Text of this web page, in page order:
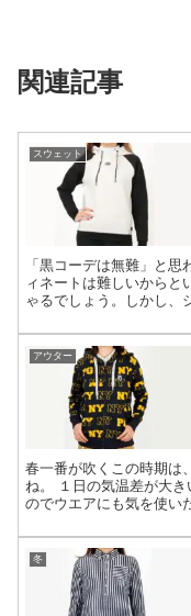
関連記事
スウェット
「黒コーデは無難」と
ィネートは難しいからと
ゃるでしょう。しかし、
スが出るものです。こ
コ...
アウター
春一番が吹くこの時期は
ね。 １日の気温差が大
のでウエアにも気を使い
ゃれなパーリーゲイツ
冬